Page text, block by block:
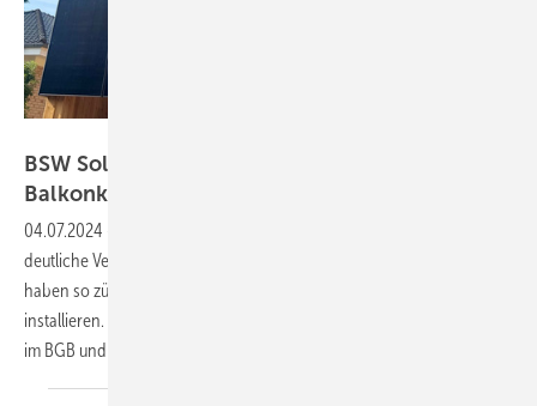
BSW Solar: Mieter bekommen das Recht auf
Balkonkraftwerke
04.07.2024
deutliche Verbesserung für Steckersolargeräte verabschieden. Mieter
haben so zünftig einen gesetzlichen Anspruch, Balkonkraftwerke zu
installieren. Möglich wird das durch die Änderungen des Mietrechts
im BGB und im